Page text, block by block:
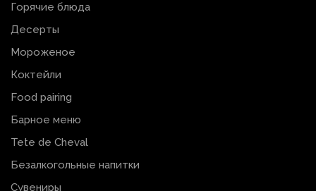
Горячие блюда
Десерты
Мороженое
Коктейли
Food pairing
Барное меню
Tete de Cheval
Безалкогольные напитки
Сувениры